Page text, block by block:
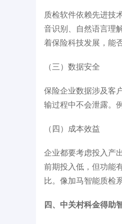
质检软件依赖先进技
音识别、自然语言理
着保险科技发展，能
（三）数据安全​
保险企业数据涉及客
输过程中不会泄露。
（四）成本效益​
企业都要考虑投入产
前期投入低，但功能
比。像加马智能质检
四、中关村科金得助